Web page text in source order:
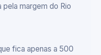
margem do Rio
fica apenas a 500